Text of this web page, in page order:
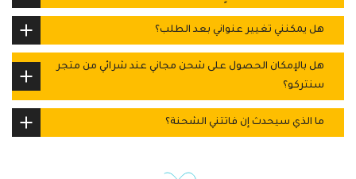
هل يمكنني تغيير عنواني بعد الطلب؟
هل بالإمكان الحصول على شحن مجاني عند شرائي من متجر
سنتركو؟
ما الذي سيحدث إن فاتتني الشحنة؟